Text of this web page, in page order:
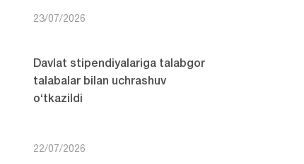
23/07/2026
Davlat stipendiyalariga talabgor
talabalar bilan uchrashuv
o‘tkazildi
22/07/2026